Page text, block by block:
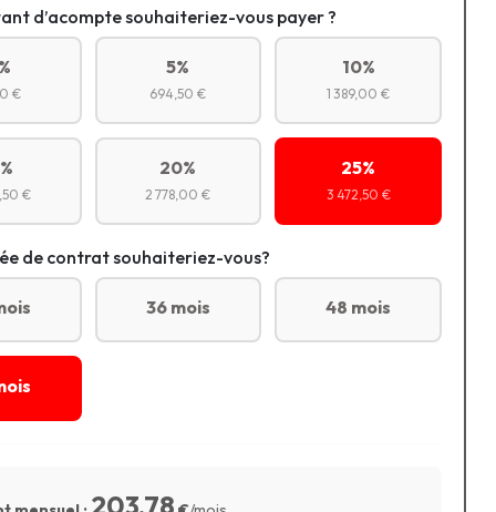
d’acompte souhaiteriez-vous payer ?
€
5%
694,50 €
10%
1 389,00 €
€
20%
2 778,00 €
25%
3 472,50 €
de contrat souhaiteriez-vous?
36 mois 48 mois